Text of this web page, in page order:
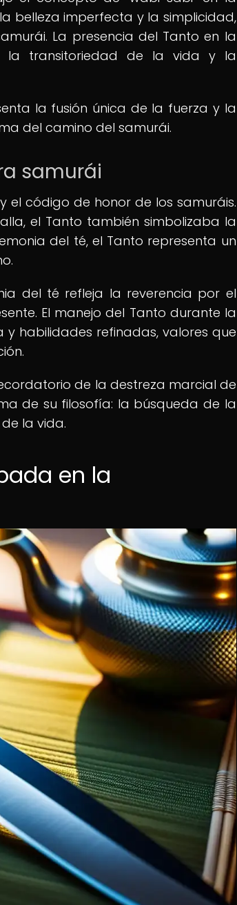
belleza imperfecta y la simplicidad,
La presencia del Tanto en la
la transitoriedad de la vida y la
la fusión única de la fuerza y la
del camino del samurái.
samurái
código de honor de los samuráis.
el Tanto también simbolizaba la
del té, el Tanto representa un
del té refleja la reverencia por el
El manejo del Tanto durante la
y habilidades refinadas, valores que
de la destreza marcial de
de su filosofía: la búsqueda de la
la vida.
en la